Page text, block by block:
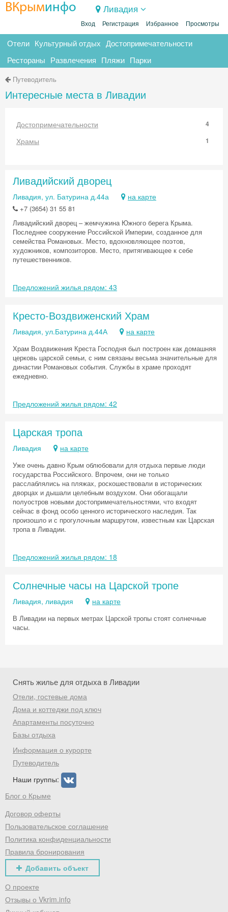
ВКрыминфо Ливадия
Вход Регистрация Избранное Просмотры
Отели Культурный отдых Достопримечательности
Рестораны Развлечения Пляжи Парки
Путеводитель
Интересные места в Ливадии
Достопримечательности 4
Храмы 1
Ливадийский дворец
Ливадия, ул. Батурина д.44а на карте
+7 (3654) 31 55 81
Ливадийский дворец – жемчужина Южного берега Крыма.
Последнее сооружение Российской Империи, созданное для
семейства Романовых. Место, вдохновляющее поэтов,
художников, композиторов. Место, притягивающее к себе
путешественников.
Предложений жилья рядом: 43
Кресто-Воздвиженский Храм
Ливадия, ул.Батурина д.44А на карте
Храм Воздвижения Креста Господня был построен как домашняя
церковь царской семьи, с ним связаны весьма значительные для
династии Романовых события. Службы в храме проходят
ежедневно.
Предложений жилья рядом: 42
Царская тропа
Ливадия на карте
Уже очень давно Крым облюбовали для отдыха первые люди
государства Российского. Впрочем, они не только
расслаблялись на пляжах, роскошествовали в исторических
дворцах и дышали целебным воздухом. Они обогащали
полуостров новыми достопримечательностями, что входят
сейчас в фонд особо ценного исторического наследия. Так
произошло и с прогулочным маршрутом, известным как Царская
тропа в Ливадии.
Предложений жилья рядом: 18
Солнечные часы на Царской тропе
Ливадия, ливадия на карте
В Ливадии на первых метрах Царской тропы стоят солнечные
часы.
Снять жилье для отдыха в Ливадии
Отели, гостевые дома
Дома и коттеджи под ключ
Апартаменты посуточно
Базы отдыха
Информация о курорте
Путеводитель
Наши группы:
Блог о Крыме
Договор оферты
Пользовательское соглашение
Политика конфиденциальности
Правила бронирования
Добавить объект
О проекте
Отзывы о Vkrim.info
Хочешь дешевле? Оставь почту и получи
промокод на первое бронирование!